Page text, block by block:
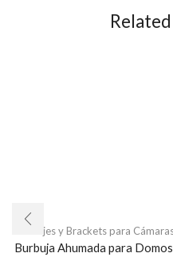
Montajes y Brackets para
Burbuja Ahumada para Domos